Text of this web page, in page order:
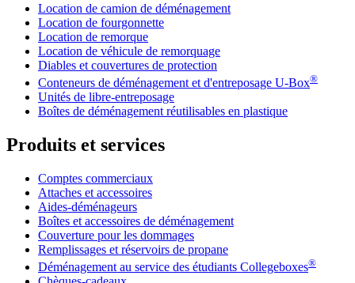
Location de camion de déménagement
Location de fourgonnette
Location de remorque
Location de véhicule de remorquage
Diables et couvertures de protection
Conteneurs de déménagement et d'entreposage U-Box®
Unités de libre-entreposage
Boîtes de déménagement réutilisables en plastique
Produits et services
Comptes commerciaux
Attaches et accessoires
Aides-déménageurs
Boîtes et accessoires de déménagement
Couverture pour les dommages
Remplissages et réservoirs de propane
Déménagement au service des étudiants Collegeboxes®